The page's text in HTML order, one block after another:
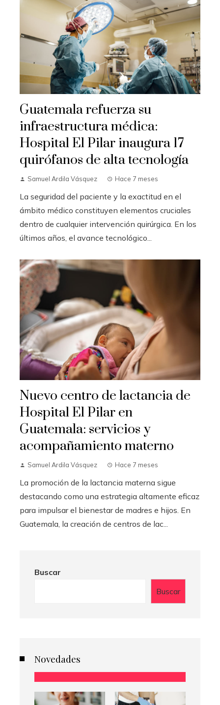
Guatemala refuerza su
infraestructura médica:
Hospital El Pilar inaugura 17
quirófanos de alta tecnología
Samuel Ardila Vásquez Hace 7 meses
La seguridad del paciente y la exactitud en el
ámbito médico constituyen elementos cruciales
dentro de cualquier intervención quirúrgica. En los
últimos años, el avance tecnológico...
Nuevo centro de lactancia de
Hospital El Pilar en
Guatemala: servicios y
acompañamiento materno
Samuel Ardila Vásquez Hace 7 meses
La promoción de la lactancia materna sigue
destacando como una estrategia altamente eficaz
para impulsar el bienestar de madres e hijos. En
Guatemala, la creación de centros de lac...
Buscar
Buscar
Novedades